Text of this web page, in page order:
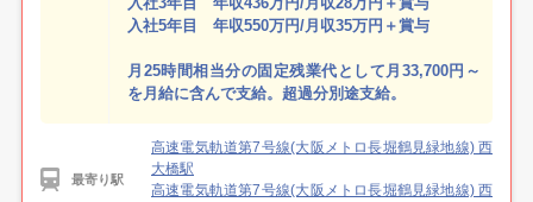
入社5年目 年収550万円/月収35万円＋賞与
月25時間相当分の固定残業代として月33,700円～
を月給に含んで支給。超過分別途支給。
最寄り駅
高速電気軌道第7号線(大阪メトロ長堀鶴見緑地線) 西
大橋駅
高速電気軌道第7号線(大阪メトロ長堀鶴見緑地線) 西